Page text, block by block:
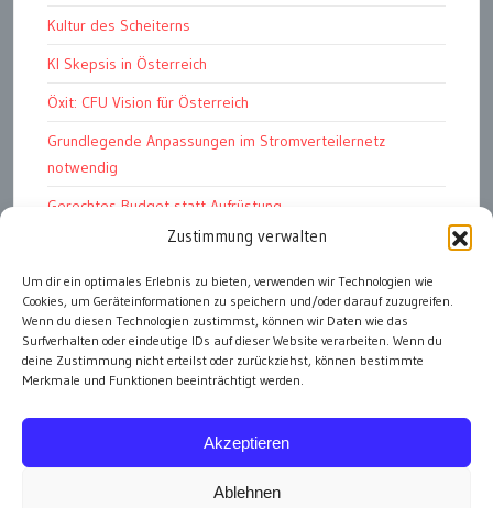
Zustimmung verwalten
Um dir ein optimales Erlebnis zu bieten, verwenden wir Technologien wie
Cookies, um Geräteinformationen zu speichern und/oder darauf zuzugreifen.
Wenn du diesen Technologien zustimmst, können wir Daten wie das
Surfverhalten oder eindeutige IDs auf dieser Website verarbeiten. Wenn du
deine Zustimmung nicht erteilst oder zurückziehst, können bestimmte
Merkmale und Funktionen beeinträchtigt werden.
Akzeptieren
Ablehnen
Kultur des Scheiterns
KI Skepsis in Österreich
Öxit: CFU Vision für Österreich
Grundlegende Anpassungen im Stromverteilernetz
notwendig
Gerechtes Budget statt Aufrüstung
Petition: E-Dienstwagen
Das Kapitalismustribunal
Bundesschatz für „öffentliche Einheiten“
alle Artikel